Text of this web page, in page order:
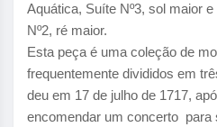
Aquática, Suíte Nº3, sol maior
Nº2, ré maior.
Esta peça é uma coleção de
frequentemente divididos em
deu em 17 de julho de 1717,
encomendar um concerto para